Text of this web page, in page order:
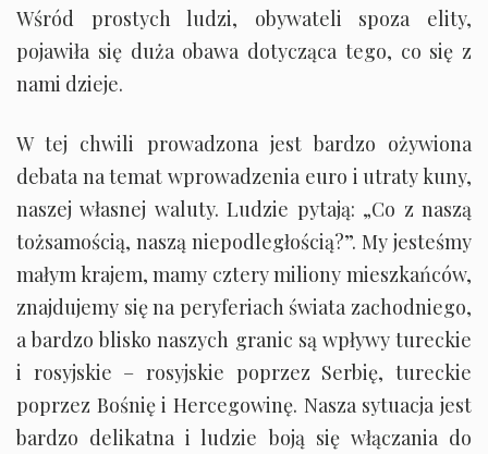
Wśród prostych ludzi, obywateli spoza elity,
pojawiła się duża obawa dotycząca tego, co się z
nami dzieje.
W tej chwili prowadzona jest bardzo ożywiona
debata na temat wprowadzenia euro i utraty kuny,
naszej własnej waluty. Ludzie pytają: „Co z naszą
tożsamością, naszą niepodległością?”. My jesteśmy
małym krajem, mamy cztery miliony mieszkańców,
znajdujemy się na peryferiach świata zachodniego,
a bardzo blisko naszych granic są wpływy tureckie
i rosyjskie – rosyjskie poprzez Serbię, tureckie
poprzez Bośnię i Hercegowinę. Nasza sytuacja jest
bardzo delikatna i ludzie boją się włączania do